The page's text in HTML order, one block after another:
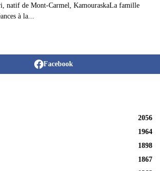
natif de Mont-Carmel, KamouraskaLa famille
à la...
Facebook
2056
1964
1898
1867